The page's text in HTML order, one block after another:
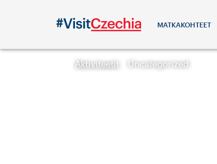
MATKAKOHTEET
Aktiviteetit Uncategorized